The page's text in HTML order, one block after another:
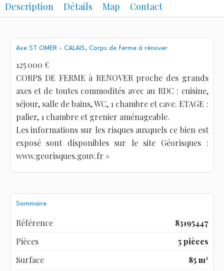
Description
Détails Map Contact
Axe ST OMER - CALAIS, Corps de ferme à rénover
125 000 €
CORPS DE FERME à RENOVER proche des grands
axes et de toutes commodités avec au RDC : cuisine,
séjour, salle de bains, WC, 1 chambre et cave. ETAGE :
palier, 1 chambre et grenier aménageable.
Les informations sur les risques auxquels ce bien est
exposé sont disponibles sur le site Géorisques :
www.georisques.gouv.fr »
Sommaire
Référence
83195447
Pièces
5 pièces
Surface
85 m²